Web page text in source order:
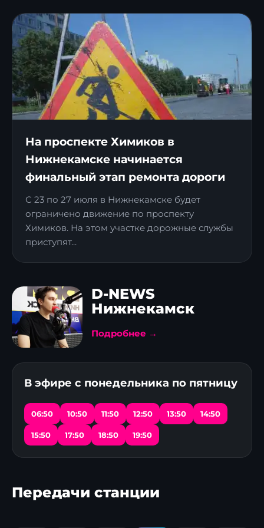
На проспекте Химиков в
Нижнекамске начинается
финальный этап ремонта дороги
С 23 по 27 июля в Нижнекамске будет
ограничено движение по проспекту
Химиков. На этом участке дорожные службы
приступят...
D-NEWS
Нижнекамск
Подробнее →
В эфире с понедельника по пятницу
06:50 10:50 11:50 12:50 13:50 14:50
15:50 17:50 18:50 19:50
Передачи станции